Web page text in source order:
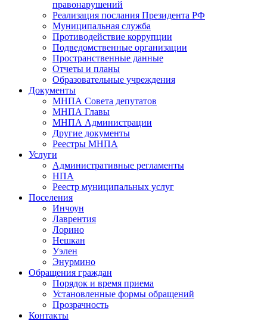
правонарушений
Реализация послания Президента РФ
Муниципальная служба
Противодействие коррупции
Подведомственные организации
Пространственные данные
Отчеты и планы
Образовательные учреждения
Документы
МНПА Совета депутатов
МНПА Главы
МНПА Администрации
Другие документы
Реестры МНПА
Услуги
Административные регламенты
НПА
Реестр муниципальных услуг
Поселения
Инчоун
Лаврентия
Лорино
Нешкан
Уэлен
Энурмино
Обращения граждан
Порядок и время приема
Установленные формы обращений
Прозрачность
Контакты